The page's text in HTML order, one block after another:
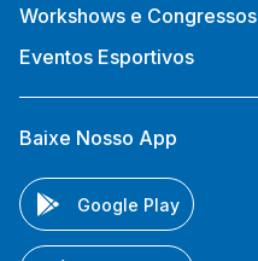
Workshows e Congressos
Eventos Esportivos
Baixe Nosso App
Google Play